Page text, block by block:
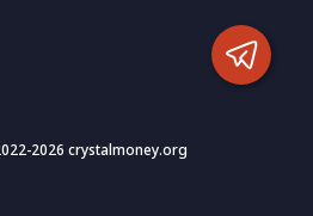
2026 crystalmoney.org